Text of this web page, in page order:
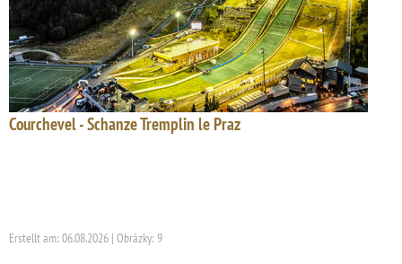
Courchevel - Schanze Tremplin le Praz
Erstellt am: 06.08.2026 | Obrázky: 9